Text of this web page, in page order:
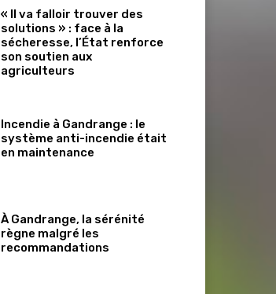
« Il va falloir trouver des
solutions » : face à la
sécheresse, l’État renforce
son soutien aux
agriculteurs
Incendie à Gandrange : le
système anti-incendie était
en maintenance
À Gandrange, la sérénité
règne malgré les
recommandations